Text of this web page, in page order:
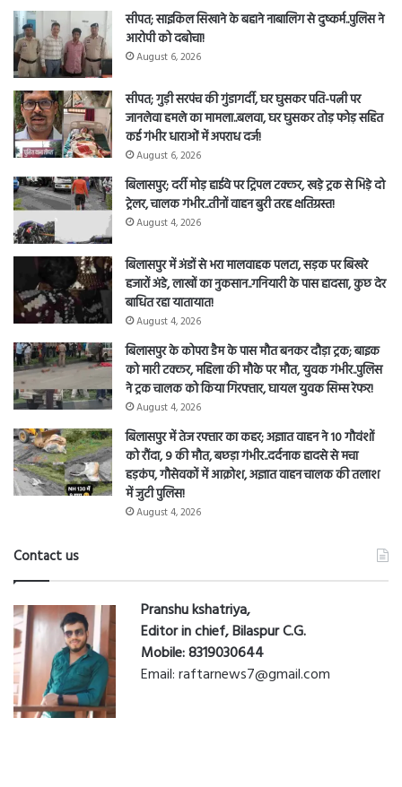
सीपत; साइकिल सिखाने के बहाने नाबालिग से दुष्कर्म..पुलिस ने
आरोपी को दबोचा!
August 6, 2026
सीपत; गुड़ी सरपंच की गुंडागर्दी, घर घुसकर पति-पत्नी पर
जानलेवा हमले का मामला..बलवा, घर घुसकर तोड़ फोड़ सहित
कई गंभीर धाराओं में अपराध दर्ज!
August 6, 2026
बिलासपुर; दर्री मोड़ हाईवे पर ट्रिपल टक्कर, खड़े ट्रक से भिड़े दो
ट्रेलर, चालक गंभीर..तीनों वाहन बुरी तरह क्षतिग्रस्त!
August 4, 2026
बिलासपुर में अंडों से भरा मालवाहक पलटा, सड़क पर बिखरे
हजारों अंडे, लाखों का नुकसान..गनियारी के पास हादसा, कुछ देर
बाधित रहा यातायात!
August 4, 2026
बिलासपुर के कोपरा डैम के पास मौत बनकर दौड़ा ट्रक; बाइक
को मारी टक्कर, महिला की मौके पर मौत, युवक गंभीर..पुलिस
ने ट्रक चालक को किया गिरफ्तार, घायल युवक सिम्स रेफर!
August 4, 2026
बिलासपुर में तेज रफ्तार का कहर; अज्ञात वाहन ने 10 गौवंशों
को रौंदा, 9 की मौत, बछड़ा गंभीर..दर्दनाक हादसे से मचा
हड़कंप, गौसेवकों में आक्रोश, अज्ञात वाहन चालक की तलाश
में जुटी पुलिस!
August 4, 2026
Contact us
Pranshu kshatriya,
Editor in chief, Bilaspur C.G.
Mobile: 8319030644
Email: raftarnews7@gmail.com